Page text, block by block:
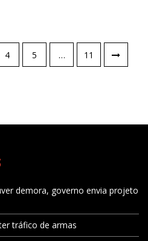
4 5 … 11
demora, governo envia projeto
tráfico de armas